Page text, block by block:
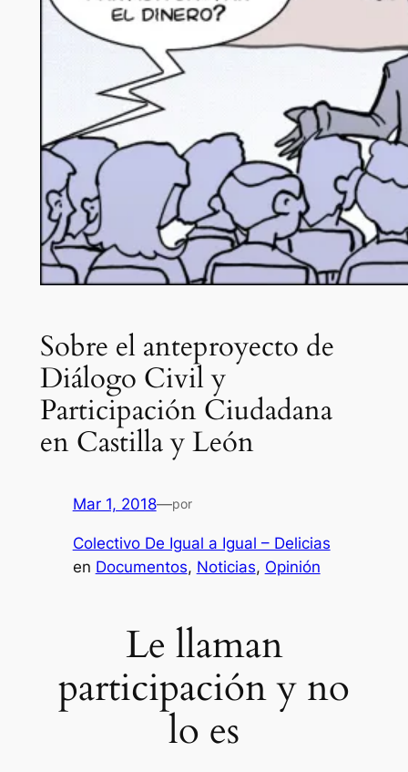
Sobre el anteproyecto de
Diálogo Civil y
Participación Ciudadana
en Castilla y León
Mar 1, 2018—por
Colectivo De Igual a Igual – Delicias
en Documentos, Noticias, Opinión
Le llaman
participación y no
lo es